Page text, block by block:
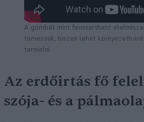
A gombát mint fenntartható
temessük, hiszen lehet
termelni.
Az erdőirtás fő
szója- és a